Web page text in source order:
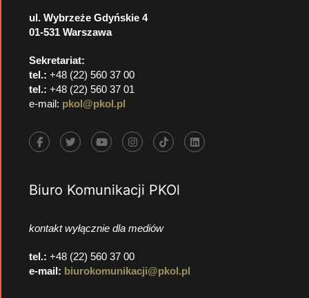
ul. Wybrzeże Gdyńskie 4
01-531 Warszawa
Sekretariat:
tel.: +48 (22) 560 37 00
tel.: +48 (22) 560 37 01
e-mail: pkol@pkol.pl
Biuro Komunikacji PKOl
kontakt wyłącznie dla mediów
tel.: +48 (22) 560 37 00
e-mail: biurokomunikacji@pkol.pl